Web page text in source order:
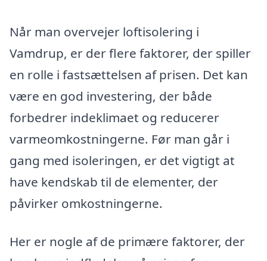
Når man overvejer loftisolering i
Vamdrup, er der flere faktorer, der spiller
en rolle i fastsættelsen af prisen. Det kan
være en god investering, der både
forbedrer indeklimaet og reducerer
varmeomkostningerne. Før man går i
gang med isoleringen, er det vigtigt at
have kendskab til de elementer, der
påvirker omkostningerne.
Her er nogle af de primære faktorer, der